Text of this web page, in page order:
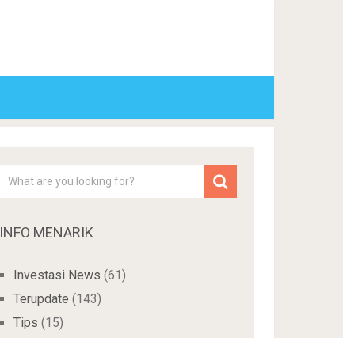
INFO MENARIK
Investasi News (61)
Terupdate (143)
Tips (15)